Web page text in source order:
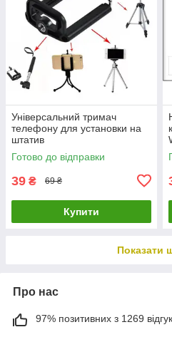
Універсальний тримач
телефону для установки на
штатив
Готово до відправки
39 ₴ 69 ₴
Купити
Показати
Про нас
97% позитивних з 1269